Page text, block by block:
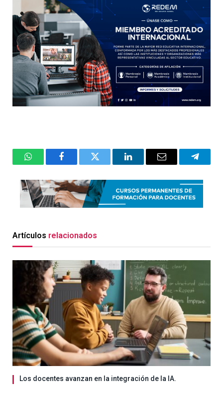
WhatsAppFacebookTwitter LinkedInEmail
Artículos relacionados
Los docentes avanzan en la integración de la IA.